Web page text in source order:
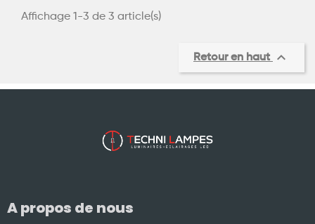
Affichage 1-3 de 3 article(s)
Retour en haut 
A propos de nous